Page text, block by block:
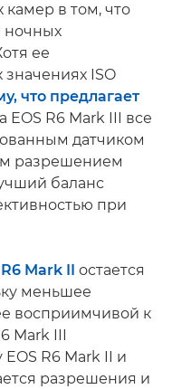
в том, что
ночных
ее
ISO
что предлагает
EOS R6 Mark III все
датчиком
разрешением
баланс
при
Mark II
остается
меньшее
восприимчивой к
Mark III
R6 Mark II и
разрешения и